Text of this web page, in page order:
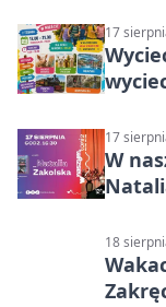
17
17
W
18